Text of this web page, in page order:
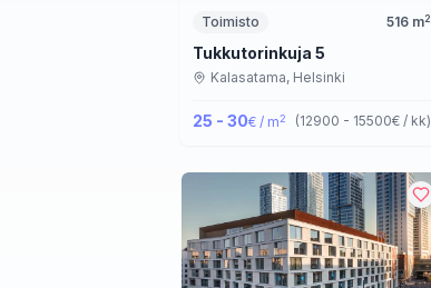
Toimisto 516 m2
Tukkutorinkuja 5
Kalasatama, Helsinki
25 - 30€ / m2 (12900 - 15500€ / kk)